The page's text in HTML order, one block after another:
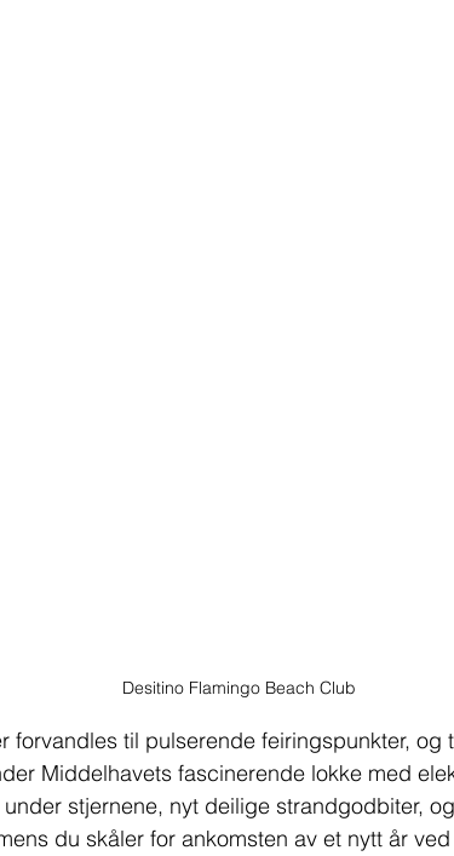
Desitino Flamingo Beach Club
forvandles til pulserende feiringspunkter, og
Middelhavets fascinerende lokke med
stjernene, nyt deilige strandgodbiter,
du skåler for ankomsten av et nytt år